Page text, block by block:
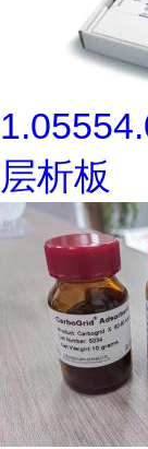
层析板